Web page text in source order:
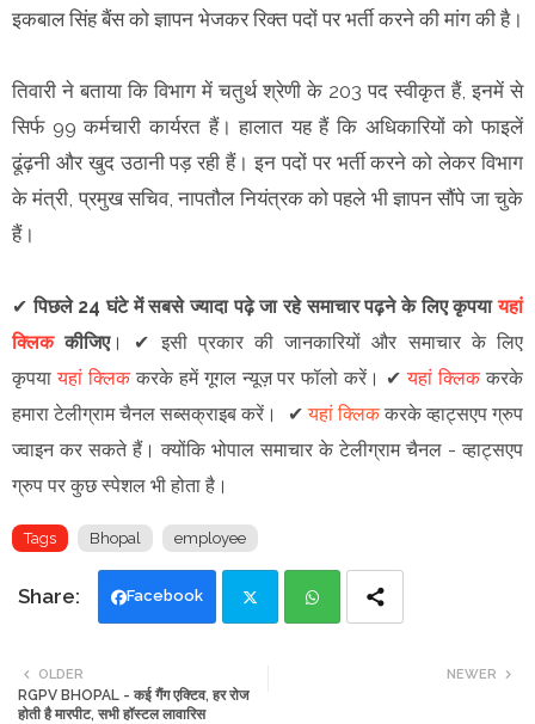
इकबाल सिंह बैंस को ज्ञापन भेजकर रिक्त पदों पर भर्ती करने की मांग की है।
तिवारी ने बताया कि विभाग में चतुर्थ श्रेणी के 203 पद स्वीकृत हैं, इनमें से
सिर्फ 99 कर्मचारी कार्यरत हैं। हालात यह हैं कि अधिकारियों को फाइलें
ढूंढ़नी और खुद उठानी पड़ रही हैं। इन पदों पर भर्ती करने को लेकर विभाग
के मंत्री, प्रमुख सचिव, नापतौल नियंत्रक को पहले भी ज्ञापन सौंपे जा चुके
हैं।
✔ पिछले 24 घंटे में सबसे ज्यादा पढ़े जा रहे समाचार पढ़ने के लिए कृपयायहां
क्लिककीजिए। ✔ इसी प्रकार की जानकारियों और समाचार के लिए
कृपयायहां क्लिककरके हमें गूगल न्यूज़ पर फॉलो करें । ✔यहां क्लिककरके
हमारा टेलीग्राम चैनल सब्सक्राइब करें।
✔यहां क्लिककरके व्हाट्सएप ग्रुप
ज्वाइन कर सकते हैं। क्योंकि भोपाल समाचार के टेलीग्राम चैनल - व्हाट्सएप
ग्रुप पर कुछ स्पेशल भी होता है।
Tags Bhopal employee
Facebook
tte
NEWER
OLDER
RGPV BHOPAL - कई गैंग एक्टिव, हर रोज
होती है मारपीट, सभी हॉस्टल लावारिस